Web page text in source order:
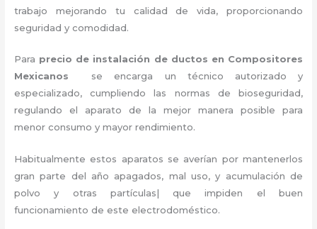
trabajo
mejorando tu calidad de vida, proporcionando
seguridad y comodidad.
Para precio de instalación de ductos en Compositores
Mexicanos
se encarga un técnico autorizado y
especializado, cumpliendo las normas de bioseguridad,
regulando el aparato de la mejor manera posible para
menor consumo y mayor rendimiento.
Habitualmente estos aparatos se averían por mantenerlos
gran parte del año apagados, mal uso, y acumulación de
polvo y otras partículas| que impiden el buen
funcionamiento de este electrodoméstico.